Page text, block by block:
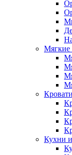
Мягкие
Кухни